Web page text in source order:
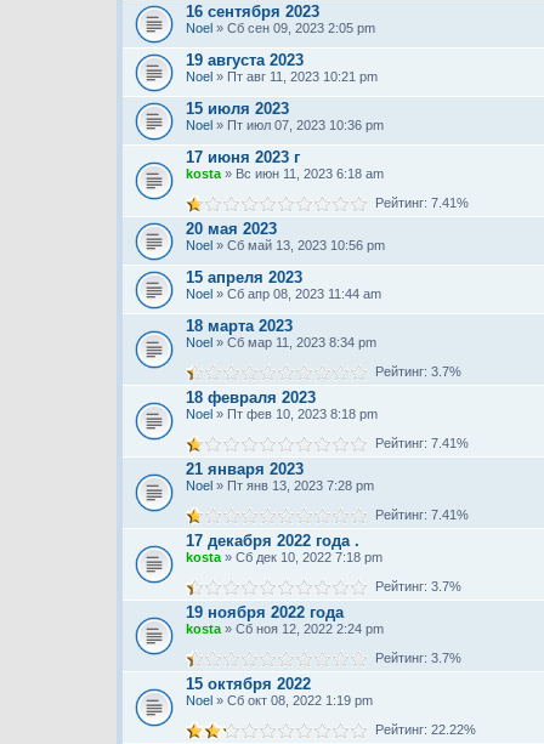
16 сентября 2023
Noel » Сб сен 09, 2023 2:05 pm
19 августа 2023
Noel » Пт авг 11, 2023 10:21 pm
15 июля 2023
Noel » Пт июл 07, 2023 10:36 pm
17 июня 2023 г
kosta » Вс июн 11, 2023 6:18 am
Рейтинг: 7.41%
20 мая 2023
Noel » Сб май 13, 2023 10:56 pm
15 апреля 2023
Noel » Сб апр 08, 2023 11:44 am
18 марта 2023
Noel » Сб мар 11, 2023 8:34 pm
Рейтинг: 3.7%
18 февраля 2023
Noel » Пт фев 10, 2023 8:18 pm
Рейтинг: 7.41%
21 января 2023
Noel » Пт янв 13, 2023 7:28 pm
Рейтинг: 7.41%
17 декабря 2022 года .
kosta » Сб дек 10, 2022 7:18 pm
Рейтинг: 3.7%
19 ноября 2022 года
kosta » Сб ноя 12, 2022 2:24 pm
Рейтинг: 3.7%
15 октября 2022
Noel » Сб окт 08, 2022 1:19 pm
Рейтинг: 22.22%